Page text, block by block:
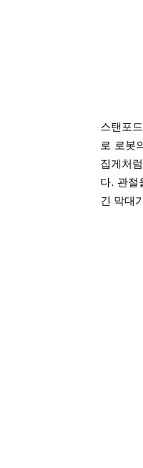
스탠포
로 로봇
집게처
다. 관절
긴 막대